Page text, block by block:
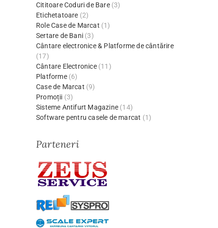
Cititoare Coduri de Bare (3)
Etichetatoare (2)
Role Case de Marcat (1)
Sertare de Bani (3)
Cântare electronice & Platforme de cântărire
(17)
Cântare Electronice (11)
Platforme (6)
Case de Marcat (9)
Promoții (3)
Sisteme Antifurt Magazine (14)
Software pentru casele de marcat (1)
Parteneri